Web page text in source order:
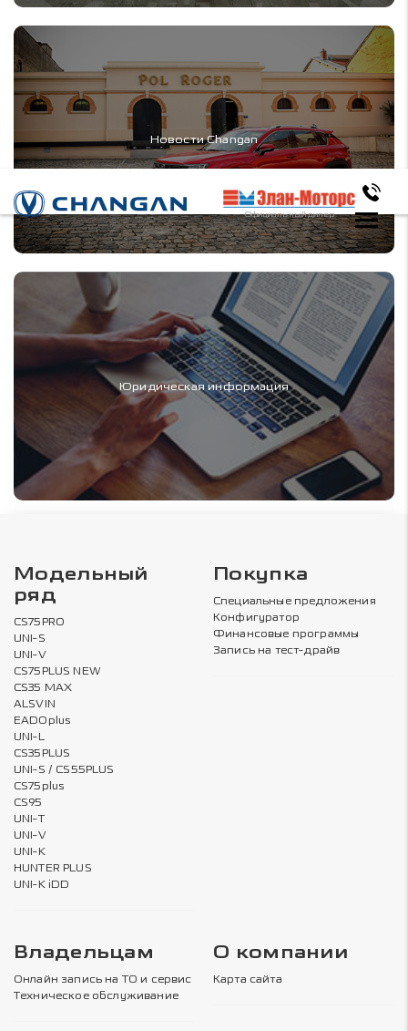
Официальный дилер
Новости Changan
Юридическая информация
Модельный
ряд
CS75PRO
UNI-S
UNI-V
CS75PLUS NEW
CS35 MAX
ALSVIN
EADOplus
UNI-L
CS35PLUS
UNI-S / CS55PLUS
CS75plus
CS95
UNI-T
UNI-V
UNI-K
HUNTER PLUS
UNI-K iDD
Покупка
Специальные предложения
Конфигуратор
Финансовые программы
Запись на тест-драйв
Владельцам
Онлайн запись на ТО и сервис
Техническое обслуживание
О компании
Карта сайта